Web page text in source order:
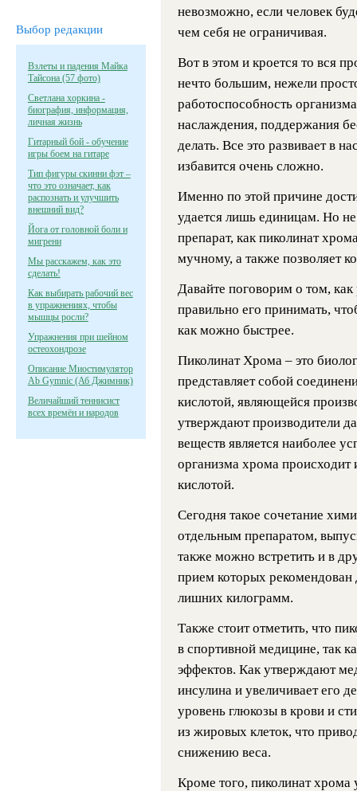
Выбор редакции
Взлеты и падения Майка
Тайсона (57 фото)
Светлана хоркина -
биография, информация,
личная жизнь
Гитарный бой - обучение
игры боем на гитаре
Тип фигуры скинни фэт –
что это означает, как
распознать и улучшить
внешний вид?
Йога от головной боли и
мигрени
Мы расскажем, как это
сделать!
Как выбирать рабочий вес
в упражнениях, чтобы
мышцы росли?
Упражнения при шейном
остеохондрозе
Описание Миостимулятор
Ab Gymnic (Аб Джимник)
Величайший теннисист
всех времён и народов
невозможно, если человек
чем себя не ограничивая.
Вот в этом и кроется то вся
нечто большим, нежели
работоспособность
наслаждения, поддержания
делать. Все это развивает в
избавится очень сложно.
Именно по этой причине
удается лишь единицам. Но
препарат, как пиколинат
мучному, а также позволяет
Давайте поговорим о том,
правильно его принимать,
как можно быстрее.
Пиколинат Хрома – это
представляет собой
кислотой, являющейся
утверждают производители
веществ является наиболее
организма хрома происходит
кислотой.
Сегодня такое сочетание
отдельным препаратом,
также можно встретить и в
прием которых
лишних килограмм.
Также стоит отметить, что
в спортивной медицине, так
эффектов. Как утверждают
инсулина и увеличивает его
уровень глюкозы в крови и
из жировых клеток, что
снижению веса.
Кроме того, пиколинат хрома